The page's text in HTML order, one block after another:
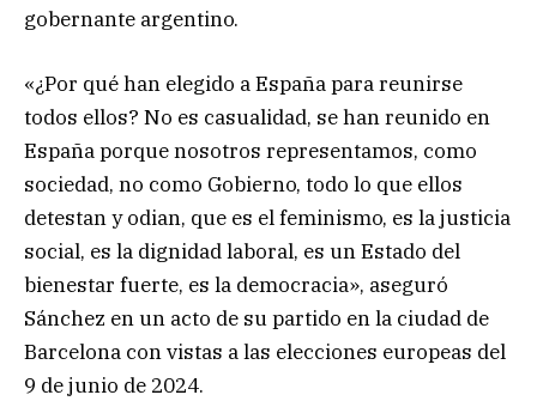
gobernante argentino.
«¿Por qué han elegido a España para reunirse
todos ellos? No es casualidad, se han reunido en
España porque nosotros representamos, como
sociedad, no como Gobierno, todo lo que ellos
detestan y odian, que es el feminismo, es la justicia
social, es la dignidad laboral, es un Estado del
bienestar fuerte, es la democracia», aseguró
Sánchez en un acto de su partido en la ciudad de
Barcelona con vistas a las elecciones europeas del
9 de junio de 2024.